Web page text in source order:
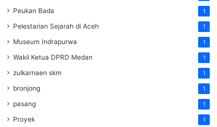
Peukan Bada 1
Pelestarian Sejarah di Aceh 1
Museum Indrapurwa 1
Wakil Ketua DPRD Medan 1
zulkarnaen skm 1
bronjong 1
pasang 1
Proyek 1